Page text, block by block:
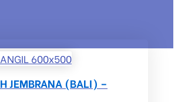
JEMBRANA (BALI) –